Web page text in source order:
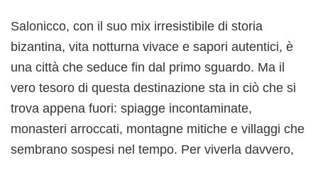
Salonicco, con il suo mix irresistibile di storia
bizantina, vita notturna vivace e sapori autentici, è
una città che seduce fin dal primo sguardo. Ma il
vero tesoro di questa destinazione sta in ciò che si
trova appena fuori: spiagge incontaminate,
monasteri arroccati, montagne mitiche e villaggi che
sembrano sospesi nel tempo. Per viverla davvero,